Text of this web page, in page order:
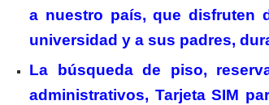
a nuestro país, que disfruten
universidad y a sus padres,
La búsqueda de piso,
administrativos, Tarjeta SIM